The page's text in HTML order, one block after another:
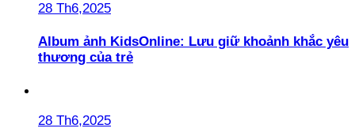
28 Th6,2025
Album ảnh KidsOnline: Lưu giữ khoảnh khắc yêu
thương của trẻ
28 Th6,2025